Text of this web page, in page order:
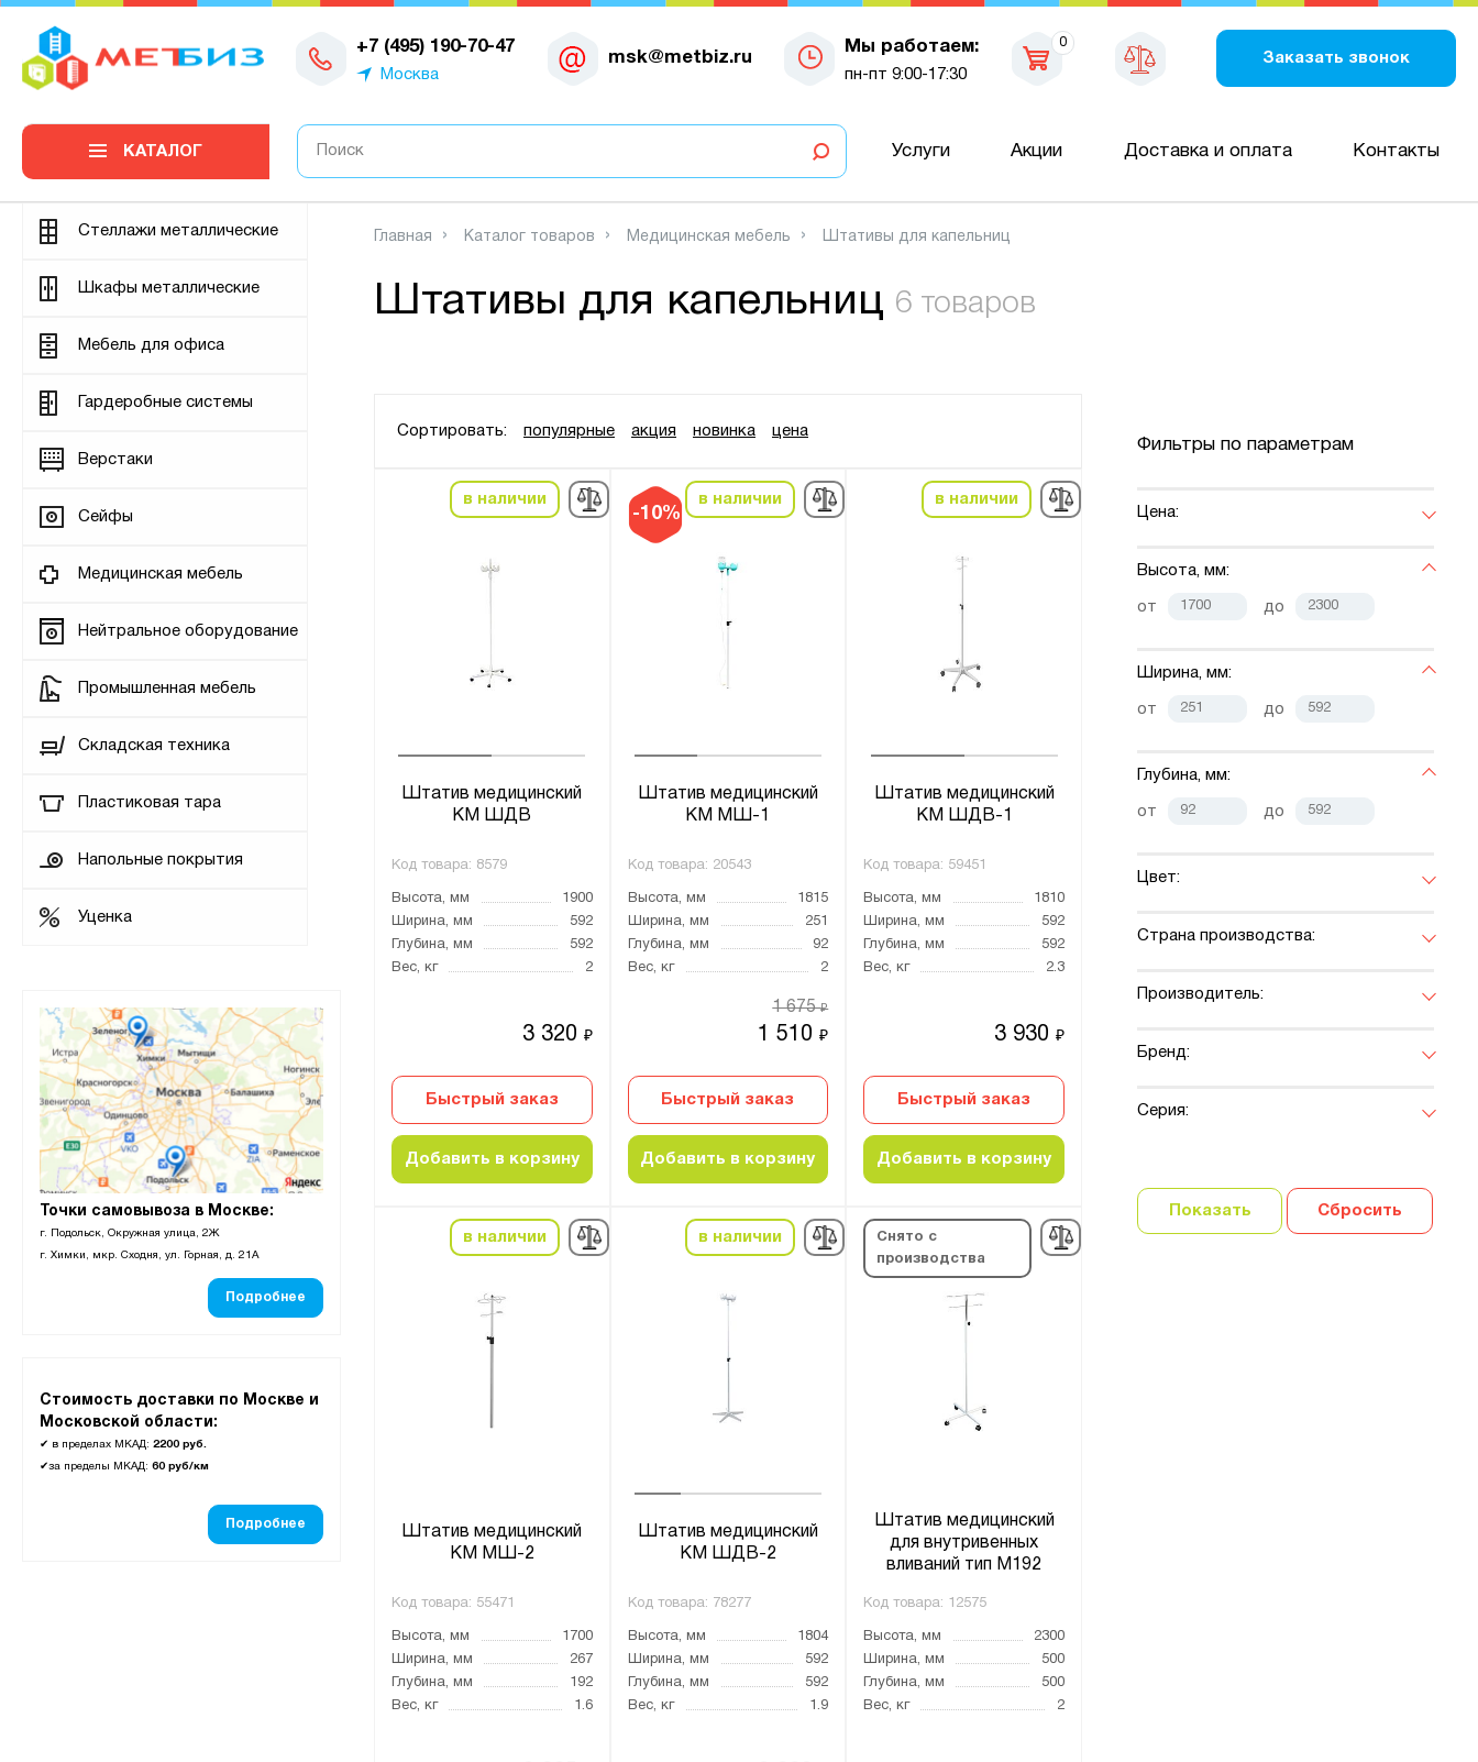
+7 (495) 190-70-47
Москва
msk@metbiz.ru
Мы работаем:
пн-пт 9:00-17:30
0
Заказать звонок
0
КАТАЛОГ Услуги Акции Доставка и оплата Контакты
Стеллажи металлические
Шкафы металлические
Мебель для офиса
Гардеробные системы
Верстаки
Сейфы
Медицинская мебель
Нейтральное оборудование
Промышленная мебель
Складская техника
Пластиковая тара
Напольные покрытия
Уценка
Точки самовывоза в Москве:
г. Подольск, Окружная улица, 2Ж
г. Химки, мкр. Сходня, ул. Горная, д. 21А
Подробнее
Стоимость доставки по Москве и
Московской области:
✔ в пределах МКАД: 2200 руб.
✔за пределы МКАД: 60 руб/км
Подробнее
Главная Каталог товаров Медицинская мебель Штативы для капельниц
Штативы для капельниц 6 товаров
Сортировать: популярные акция новинка цена
в наличии
Штатив медицинский
КМ ШДВ
Код товара: 8579
Высота, мм
1900
Ширина, мм
592
Глубина, мм
592
Вес, кг
2
3 320 ₽
Быстрый заказ
Добавить в корзину
-10%
в наличии
Штатив медицинский
КМ МШ-1
Код товара: 20543
Высота, мм
1815
Ширина, мм
251
Глубина, мм
92
Вес, кг
2
1 510₽
1 675₽
Быстрый заказ
Добавить в корзину
в наличии
Штатив медицинский
КМ ШДВ-1
Код товара: 59451
Высота, мм
1810
Ширина, мм
592
Глубина, мм
592
Вес, кг
2.3
3 930 ₽
Быстрый заказ
Добавить в корзину
в наличии
Штатив медицинский
КМ МШ-2
Код товара: 55471
Высота, мм
1700
Ширина, мм
267
Глубина, мм
192
Вес, кг
1.6
в наличии
Штатив медицинский
КМ ШДВ-2
Код товара: 78277
Высота, мм
1804
Ширина, мм
592
Глубина, мм
592
Вес, кг
1.9
Снято с
производства
Штатив медицинский
для внутривенных
вливаний тип М192
Код товара: 12575
Высота, мм
2300
Ширина, мм
500
Глубина, мм
500
Вес, кг
2
Фильтры по параметрам
Цена:
Высота, мм:
от до
Ширина, мм:
от до
Глубина, мм:
от до
Цвет:
Страна производства:
Производитель:
Бренд:
Серия:
Показать Сбросить